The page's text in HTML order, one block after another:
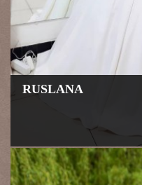
RUSLANA